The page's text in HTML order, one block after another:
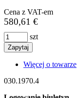
Cena z VAT-em
580,61 €
szt
Zapytaj
Więcej o towarze
030.1970.4